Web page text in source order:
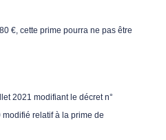
€, cette prime pourra ne pas être
2021 modifiant le décret n°
relatif à la prime de